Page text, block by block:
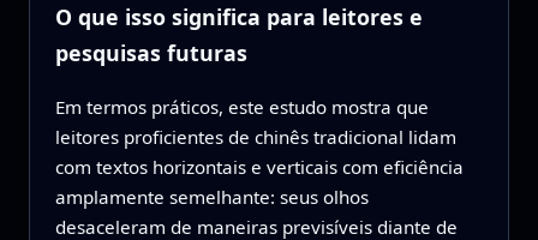
O que isso significa para leitores e
pesquisas futuras
Em termos práticos, este estudo mostra que
leitores proficientes de chinês tradicional lidam
com textos horizontais e verticais com eficiência
amplamente semelhante: seus olhos
desaceleram de maneiras previsíveis diante de